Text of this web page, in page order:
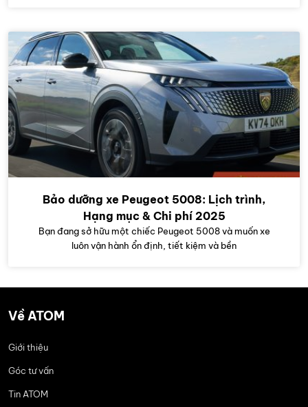
Bảo dưỡng xe Peugeot 5008: Lịch trình,
Hạng mục & Chi phí 2025
Bạn đang sở hữu một chiếc Peugeot 5008 và muốn xe
luôn vận hành ổn định, tiết kiệm và bền
Về ATOM
Giới thiệu
Góc tư vấn
Tin ATOM